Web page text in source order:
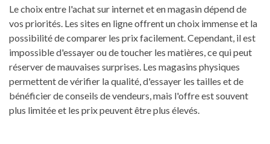
Le choix entre l'achat sur internet et en magasin dépend de
vos priorités. Les sites en ligne offrent un choix immense et la
possibilité de comparer les prix facilement. Cependant, il est
impossible d'essayer ou de toucher les matières, ce qui peut
réserver de mauvaises surprises. Les magasins physiques
permettent de vérifier la qualité, d'essayer les tailles et de
bénéficier de conseils de vendeurs, mais l'offre est souvent
plus limitée et les prix peuvent être plus élevés.